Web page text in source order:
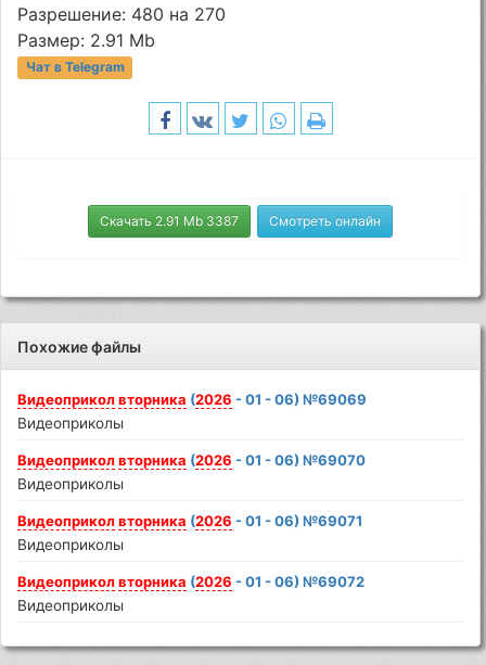
Разрешение: 480 на 270
Размер: 2.91 Mb
Чат в Telegram
Скачать 2.91 Mb 3387 Смотреть онлайн
Похожие файлы
Видеоприкол вторника (2026 - 01 - 06) №69069
Видеоприколы
Видеоприкол вторника (2026 - 01 - 06) №69070
Видеоприколы
Видеоприкол вторника (2026 - 01 - 06) №69071
Видеоприколы
Видеоприкол вторника (2026 - 01 - 06) №69072
Видеоприколы